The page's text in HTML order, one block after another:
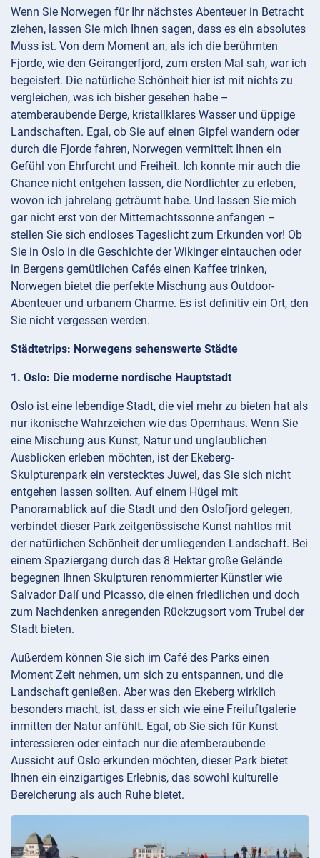
Wenn Sie Norwegen für Ihr nächstes Abenteuer in Betracht
ziehen, lassen Sie mich Ihnen sagen, dass es ein absolutes
Muss ist. Von dem Moment an, als ich die berühmten
Fjorde, wie den Geirangerfjord, zum ersten Mal sah, war ich
begeistert. Die natürliche Schönheit hier ist mit nichts zu
vergleichen, was ich bisher gesehen habe –
atemberaubende Berge, kristallklares Wasser und üppige
Landschaften. Egal, ob Sie auf einen Gipfel wandern oder
durch die Fjorde fahren, Norwegen vermittelt Ihnen ein
Gefühl von Ehrfurcht und Freiheit. Ich konnte mir auch die
Chance nicht entgehen lassen, die Nordlichter zu erleben,
wovon ich jahrelang geträumt habe. Und lassen Sie mich
gar nicht erst von der Mitternachtssonne anfangen –
stellen Sie sich endloses Tageslicht zum Erkunden vor! Ob
Sie in Oslo in die Geschichte der Wikinger eintauchen oder
in Bergens gemütlichen Cafés einen Kaffee trinken,
Norwegen bietet die perfekte Mischung aus Outdoor-
Abenteuer und urbanem Charme. Es ist definitiv ein Ort, den
Sie nicht vergessen werden.
Städtetrips: Norwegens sehenswerte Städte
1. Oslo: Die moderne nordische Hauptstadt
Oslo ist eine lebendige Stadt, die viel mehr zu bieten hat als
nur ikonische Wahrzeichen wie das Opernhaus. Wenn Sie
eine Mischung aus Kunst, Natur und unglaublichen
Ausblicken erleben möchten, ist der Ekeberg-
Skulpturenpark ein verstecktes Juwel, das Sie sich nicht
entgehen lassen sollten. Auf einem Hügel mit
Panoramablick auf die Stadt und den Oslofjord gelegen,
verbindet dieser Park zeitgenössische Kunst nahtlos mit
der natürlichen Schönheit der umliegenden Landschaft. Bei
einem Spaziergang durch das 8 Hektar große Gelände
begegnen Ihnen Skulpturen renommierter Künstler wie
Salvador Dalí und Picasso, die einen friedlichen und doch
zum Nachdenken anregenden Rückzugsort vom Trubel der
Stadt bieten.
Außerdem können Sie sich im Café des Parks einen
Moment Zeit nehmen, um sich zu entspannen, und die
Landschaft genießen. Aber was den Ekeberg wirklich
besonders macht, ist, dass er sich wie eine Freiluftgalerie
inmitten der Natur anfühlt. Egal, ob Sie sich für Kunst
interessieren oder einfach nur die atemberaubende
Aussicht auf Oslo erkunden möchten, dieser Park bietet
Ihnen ein einzigartiges Erlebnis, das sowohl kulturelle
Bereicherung als auch Ruhe bietet.